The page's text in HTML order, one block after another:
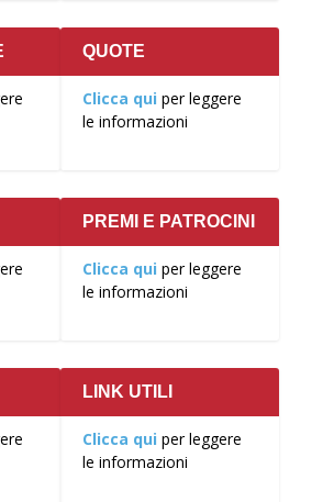
QUOTE
Clicca qui per leggere
le informazioni
PREMI E PATROCINI
Clicca qui per leggere
le informazioni
LINK UTILI
Clicca qui per leggere
le informazioni